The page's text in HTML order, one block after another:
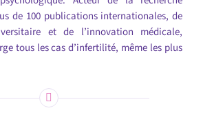
de 100 publications internationales, de
et de l’innovation médicale,
tous les cas d’infertilité, même les plus